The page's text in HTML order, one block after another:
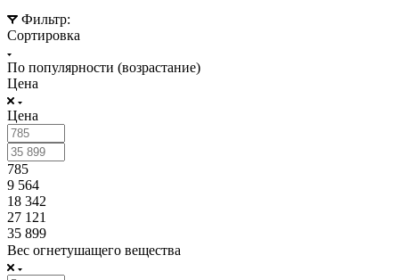
Фильтр:
Сортировка
По популярности (возрастание)
Цена
Цена
785
9 564
18 342
27 121
35 899
Вес огнетушащего вещества